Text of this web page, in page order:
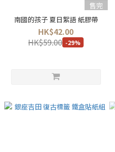
售完
南國的孩子 夏日絮語 紙膠帶
HK$42.00
HK$59.00 -29%